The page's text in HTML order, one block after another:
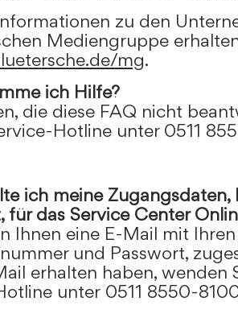
zu den
Mediengruppe
mg.
ich Hilfe?
die diese FAQ nicht
Hotline unter 0511
ich meine
für das Service Center
Ihnen eine E-Mail mit
und Passwort,
erhalten haben, wenden
unter 0511 8550-